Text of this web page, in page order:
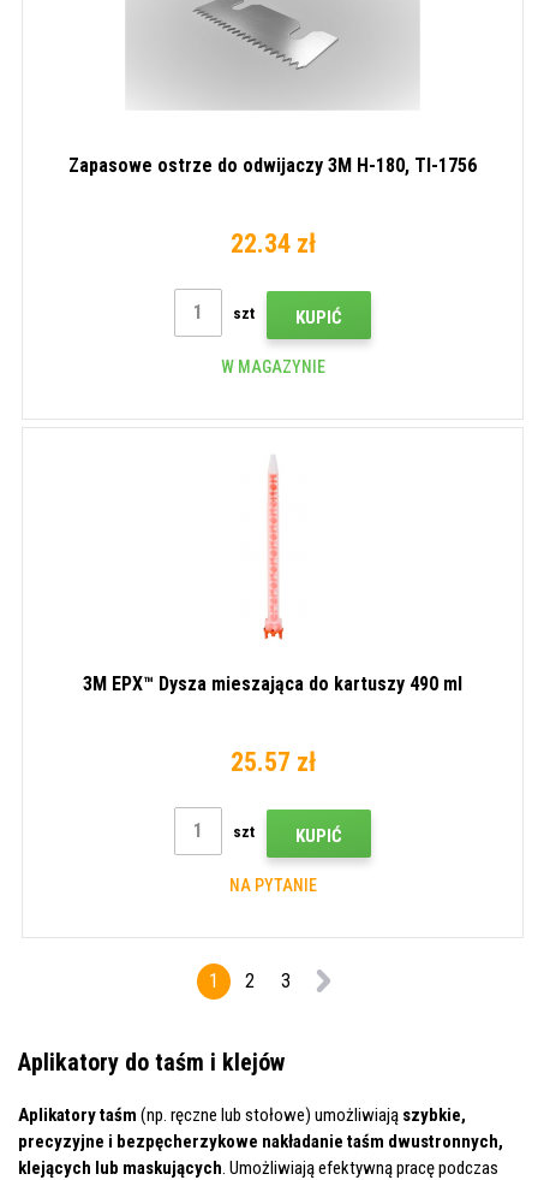
Zapasowe ostrze do odwijaczy 3M H-180, TI-1756
22.34 zł
szt KUPIĆ
W MAGAZYNIE
3M EPX™ Dysza mieszająca do kartuszy 490 ml
25.57 zł
szt KUPIĆ
NA PYTANIE
1 2 3
Aplikatory do taśm i klejów
Aplikatory taśm (np. ręczne lub stołowe) umożliwiają szybkie,
precyzyjne i bezpęcherzykowe nakładanie taśm dwustronnych,
klejących lub maskujących. Umożliwiają efektywną pracę podczas